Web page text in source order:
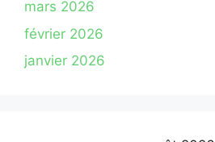
mars 2026
février 2026
janvier 2026